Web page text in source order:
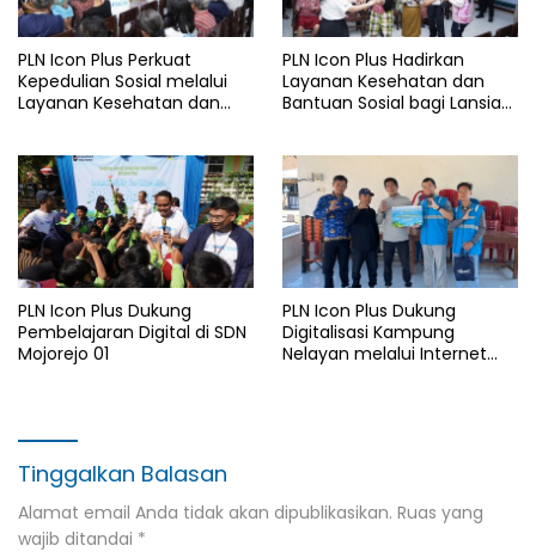
PLN Icon Plus Perkuat
Kepedulian Sosial melalui
Layanan Kesehatan dan
PLN Icon Plus Hadirkan
Layanan Kesehatan dan
Bantuan Sosial bagi Lansia
PLN Icon Plus Dukung
Pembelajaran Digital di SDN
Mojorejo 01
PLN Icon Plus Dukung
Digitalisasi Kampung
Nelayan melalui Internet
Tinggalkan Balasan
Alamat email Anda tidak akan dipublikasikan. Ruas yang
wajib ditandai *